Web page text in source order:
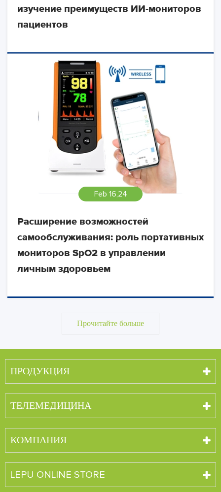
изучение преимуществ ИИ-мониторов
пациентов
Feb 16,24
Расширение возможностей
самообслуживания: роль портативных
мониторов SpO2 в управлении
личным здоровьем
Прочитайте больше
ПРОДУКЦИЯ
ТЕЛЕМЕДИЦИНА
КОМПАНИЯ
LEPU ONLINE STORE